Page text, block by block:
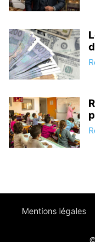
Mentions légales